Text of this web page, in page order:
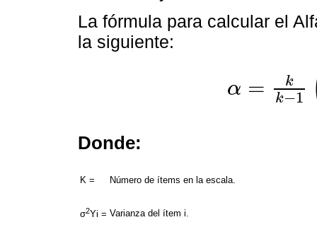
La fórmula para calcular el
la siguiente:
α =
k
k−1
α=k -1∑ 1kσ2Y1
Donde:
K = Número de ítems en la escala.
σ2Yi = Varianza del ítem i.